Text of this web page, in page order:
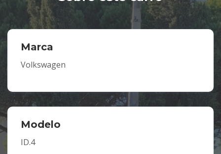
Marca
Volkswagen
Modelo
ID.4